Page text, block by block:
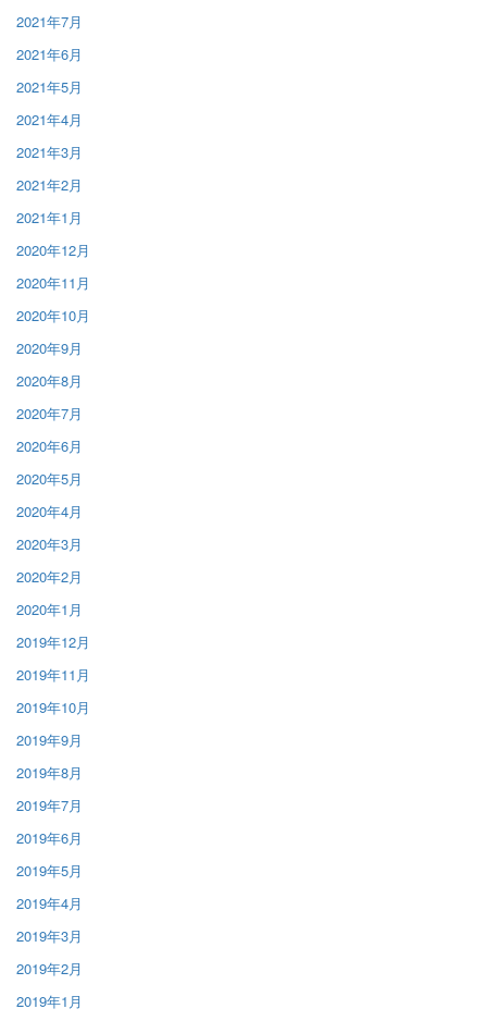
2021年7月
2021年6月
2021年5月
2021年4月
2021年3月
2021年2月
2021年1月
2020年12月
2020年11月
2020年10月
2020年9月
2020年8月
2020年7月
2020年6月
2020年5月
2020年4月
2020年3月
2020年2月
2020年1月
2019年12月
2019年11月
2019年10月
2019年9月
2019年8月
2019年7月
2019年6月
2019年5月
2019年4月
2019年3月
2019年2月
2019年1月